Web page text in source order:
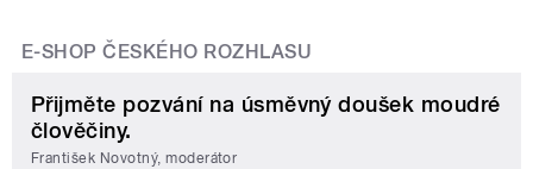
E-SHOP ČESKÉHO ROZHLASU
Přijměte pozvání na úsměvný doušek moudré
člověčiny.
František Novotný, moderátor